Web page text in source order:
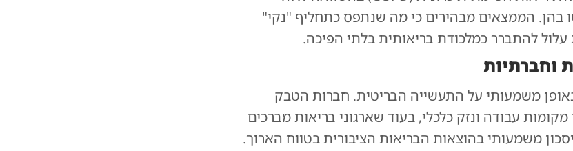
הממצאים מבהירים כי מה שנתפס כתחליף "נקי"
עלול להתברר כמלכודת בריאותית בלתי הפיכה.
וחברתיות
משמעותי על התעשייה הבריטית. חברות הטבק
עבודה ונזק כלכלי, בעוד שארגוני בריאות מברכים
משמעותי בהוצאות הבריאות הציבורית בטווח הארוך.